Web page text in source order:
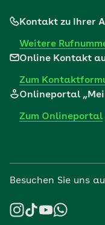
Kontakt zu Ihrer
Weitere
Online Kontakt
Zum
Onlineportal
Zum Onlineportal
Besuchen Sie uns